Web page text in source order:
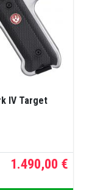
IV Target
1.490,00 €